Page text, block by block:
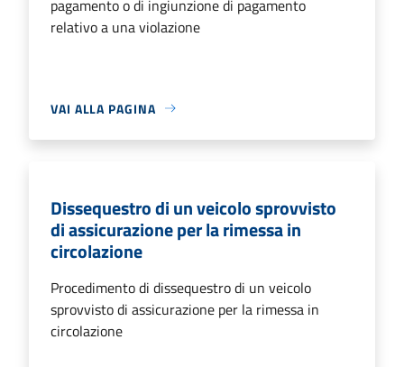
pagamento o di ingiunzione di pagamento
relativo a una violazione
VAI ALLA PAGINA
Dissequestro di un veicolo sprovvisto
di assicurazione per la rimessa in
circolazione
Procedimento di dissequestro di un veicolo
sprovvisto di assicurazione per la rimessa in
circolazione